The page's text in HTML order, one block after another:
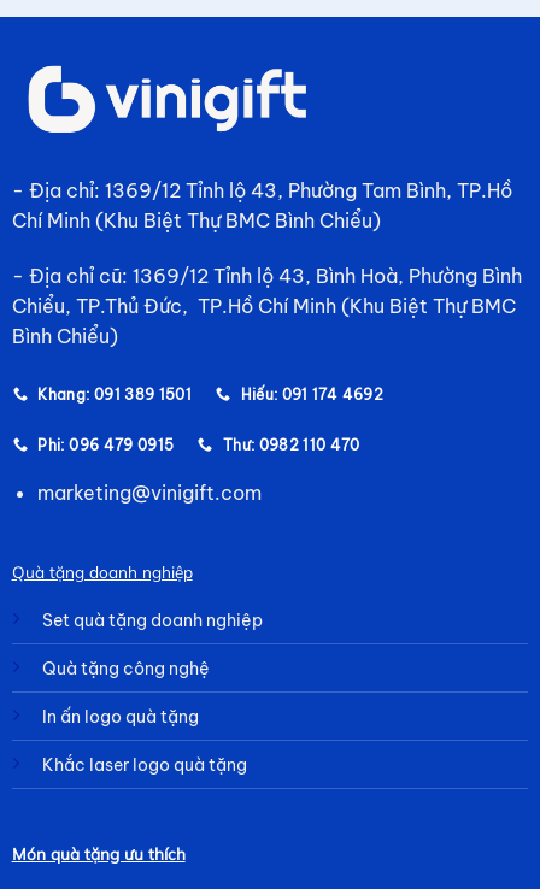
- Địa chỉ: 1369/12 Tỉnh lộ 43, Phường Tam Bình, TP.Hồ
Chí Minh (Khu Biệt Thự BMC Bình Chiểu)
- Địa chỉ cũ: 1369/12 Tỉnh lộ 43, Bình Hoà, Phường Bình
Chiểu, TP.Thủ Đức, TP.Hồ Chí Minh (Khu Biệt Thự BMC
Bình Chiểu)
Khang: 091 389 1501 Hiếu: 091 174 4692
Phi: 096 479 0915 Thư: 0982 110 470
marketing@vinigift.com
Quà tặng doanh nghiệp
Set quà tặng doanh nghiệp
Quà tặng công nghệ
In ấn logo quà tặng
Khắc laser logo quà tặng
Món quà tặng ưu thích